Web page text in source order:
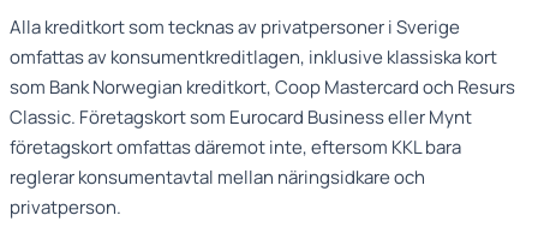
Alla kreditkort som tecknas av privatpersoner i Sverige
omfattas av konsumentkreditlagen, inklusive klassiska kort
som Bank Norwegian kreditkort,Coop Mastercardoch Resurs
Classic. Företagskort som Eurocard Business eller Mynt
företagskort omfattas däremot inte, eftersom KKL bara
reglerar konsumentavtal mellan näringsidkare och
privatperson.